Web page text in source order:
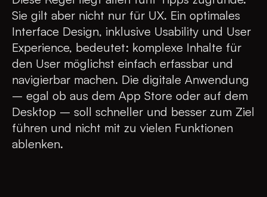
Sie gilt aber nicht nur für UX. Ein optimales
Interface Design, inklusive Usability und User
Experience, bedeutet: komplexe Inhalte für
den User möglichst einfach erfassbar und
navigierbar machen. Die digitale Anwendung
– egal ob aus dem App Store oder auf dem
Desktop – soll schneller und besser zum Ziel
führen und nicht mit zu vielen Funktionen
ablenken.